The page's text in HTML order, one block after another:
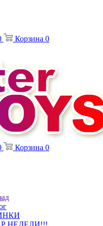
Корзина 0
Корзина 0
НЕДЕЛИ!!!